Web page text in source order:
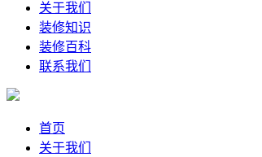
关于我们
装修知识
装修百科
联系我们
首页
关于我们